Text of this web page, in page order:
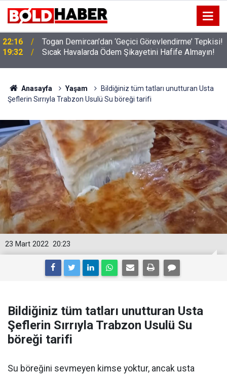
19:32 Sıcak Havalarda Ödem Şikayetini Hafife Almayın!
Anasayfa Yaşam
Bildiğiniz tüm tatları unutturan Usta
Şeflerin Sırrıyla Trabzon Usulü Su böreği tarifi
20:23
23 Mart 2022
Bildiğiniz tüm tatları unutturan Usta
Şeflerin Sırrıyla Trabzon Usulü Su
böreği tarifi
Su böreğini sevmeyen kimse yoktur, ancak usta